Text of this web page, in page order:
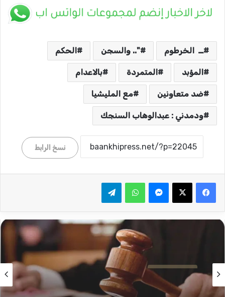
ــ الخرطوم ".. والسجن الحكم
المؤبد المتمردة بالاعدام
ضد متعاونين مع المليشيا
ودمدني : عبدالوهاب السنجك
نسخ الرابط
واتساب
قضايا وحوادث
لجنة حصر وترخيص وتفتيش الشقق المفروشة